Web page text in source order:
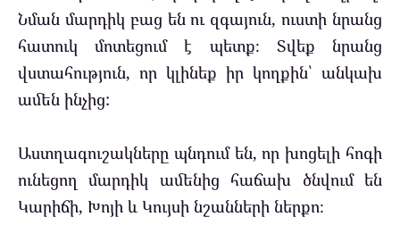
Նման մարդիկ բաց են ու զգայուն, ուստի նրանց
հատուկ մոտեցում է պետք։ Տվեք նրանց
վստահություն, որ կլինեք իր կողքին՝ անկախ
ամեն ինչից:
Աստղագուշակները պնդում են, որ խոցելի հոգի
ունեցող մարդիկ ամենից հաճախ ծնվում են
Կարիճի, Խոյի և Կույսի նշանների ներքո։